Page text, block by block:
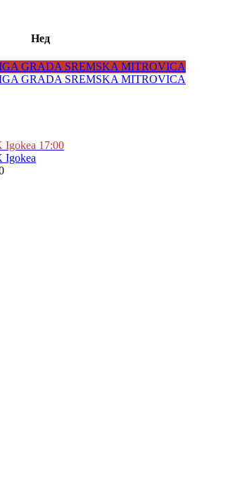
Нед
GRADA SREMSKA MITROVICA
GRADA SREMSKA MITROVICA
Igokea 17:00
Igokea